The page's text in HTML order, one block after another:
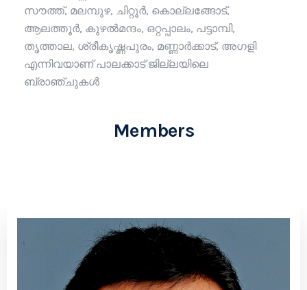
സൗത്ത്, മലമ്പുഴ, ചിറ്റൂർ, കൊല്ലങ്ങോട്,
ആലത്തൂർ, കുഴൽമന്ദം, ഒറ്റപ്പാലം, പട്ടാമ്പി,
തൃത്താല, ശ്രീകൃഷ്ണപുരം, മണ്ണാർക്കാട്, അഗളി
എന്നിവയാണ് പാലക്കാട് ജില്ലയിലെ
ബ്രാഞ്ചുകൾ
Members